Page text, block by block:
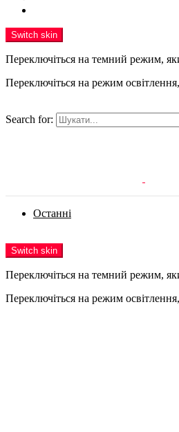
Switch skin
Переключіться на темний режим,
Переключіться на режим
Search for:
Останні
Switch skin
Переключіться на темний режим,
Переключіться на режим